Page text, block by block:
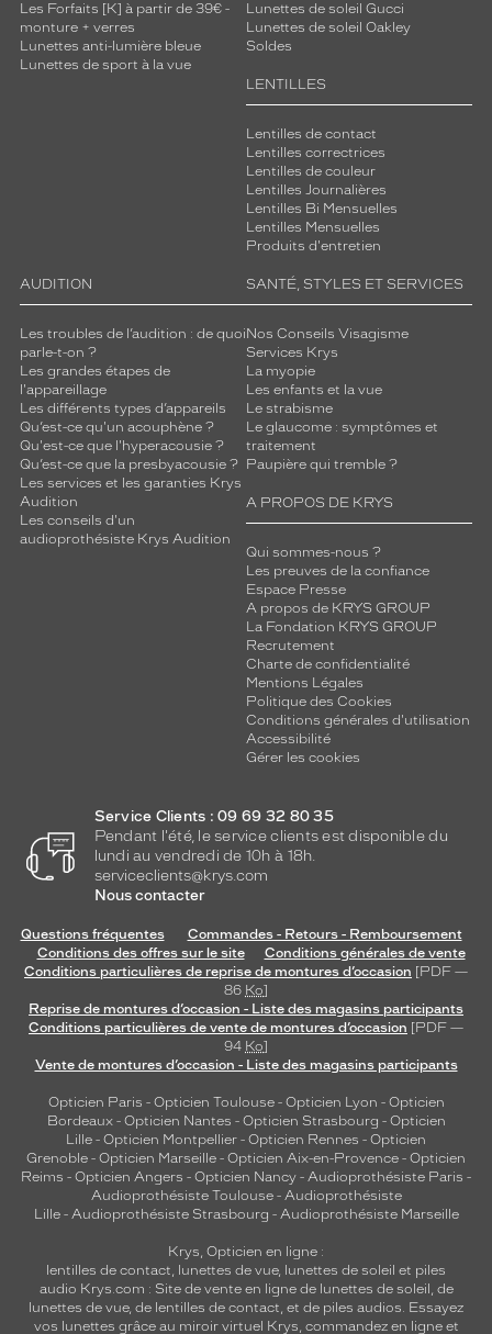
Les Forfaits [K] à partir de 39€ -
monture + verres
Lunettes anti-lumière bleue
Lunettes de sport à la vue
Lunettes de soleil Gucci
Lunettes de soleil Oakley
Soldes
LENTILLES
Lentilles de contact
Lentilles correctrices
Lentilles de couleur
Lentilles Journalières
Lentilles Bi Mensuelles
Lentilles Mensuelles
Produits d'entretien
AUDITION
Les troubles de l’audition : de quoi
parle-t-on ?
Les grandes étapes de
l'appareillage
Les différents types d’appareils
Qu’est-ce qu'un acouphène ?
Qu'est-ce que l'hyperacousie ?
Qu’est-ce que la presbyacousie ?
Les services et les garanties Krys
Audition
Les conseils d'un
audioprothésiste Krys Audition
SANTÉ, STYLES ET SERVICES
Nos Conseils Visagisme
Services Krys
La myopie
Les enfants et la vue
Le strabisme
Le glaucome : symptômes et
traitement
Paupière qui tremble ?
A PROPOS DE KRYS
Qui sommes-nous ?
Les preuves de la confiance
Espace Presse
A propos de KRYS GROUP
La Fondation KRYS GROUP
Recrutement
Charte de confidentialité
Mentions Légales
Politique des Cookies
Conditions générales d'utilisation
Accessibilité
Gérer les cookies
Service Clients : 09 69 32 80 35
Pendant l'été, le service clients est disponible du
lundi au vendredi de 10h à 18h.
serviceclients@krys.com
Nous contacter
Questions fréquentes
Commandes - Retours - Remboursement
Conditions des offres sur le site
Conditions générales de vente
Conditions particulières de reprise de montures d’occasion [PDF —
86 Ko]
Reprise de montures d’occasion - Liste des magasins participants
Conditions particulières de vente de montures d’occasion [PDF —
94 Ko]
Vente de montures d’occasion - Liste des magasins participants
Opticien Paris - Opticien Toulouse- Opticien Lyon - Opticien
Bordeaux- Opticien Nantes - Opticien Strasbourg - Opticien
Lille - Opticien Montpellier - Opticien Rennes - Opticien
Grenoble - Opticien Marseille - Opticien Aix-en-Provence - Opticien
Reims - Opticien Angers - Opticien Nancy - Audioprothésiste Paris -
Audioprothésiste Toulouse- Audioprothésiste
Lille- Audioprothésiste Strasbourg - Audioprothésiste Marseille
Krys, Opticien en ligne :
lentilles de contact, lunettes de vue, lunettes de soleil et piles
audio Krys.com : Site de vente en ligne de lunettes de soleil, de
lunettes de vue, de lentilles de contact, et de piles audios. Essayez
vos lunettes grâce au miroir virtuel Krys, commandez en ligne et